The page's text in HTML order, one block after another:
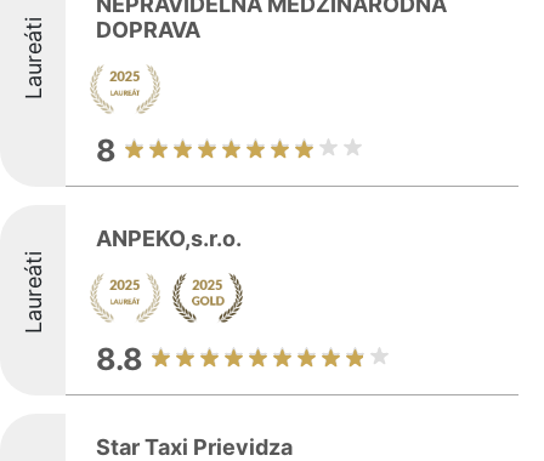
Laureáti
DOPRAVA
8
Laureáti
ANPEKO,s.r.o.
8.8
Star Taxi Prievidza